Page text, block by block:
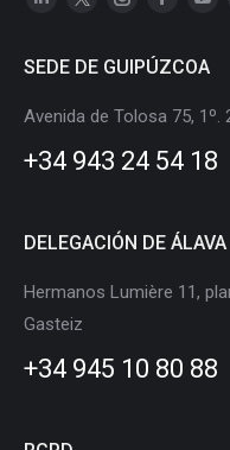
Linkedin
opens
window
X
opens
window
Instagram
opens
in
window
opens
in
window
in
SEDE DE GUIPÚZCOA
Avenida de Tolosa 75,
+34 943 24 54 18
DELEGACIÓN DE ÁLAVA
Hermanos Lumière 11,
Gasteiz
+34 945 10 80 88